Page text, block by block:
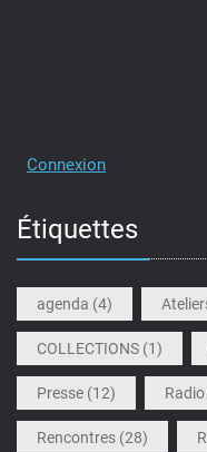
Connexion
Étiquettes
agenda (4)
COLLECTIONS (1)
Presse (12) Radio
Rencontres (28)